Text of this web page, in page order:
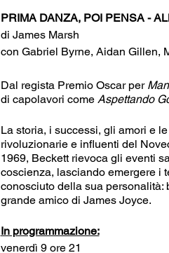
PRIMA DANZA, POI PENSA -
di James Marsh
con Gabriel Byrne, Aidan Gillen,
Dal regista Premio Oscar per
di capolavori come Aspettando
La storia, i successi, gli amori e
rivoluzionarie e influenti del
1969, Beckett rievoca gli eventi
coscienza, lasciando emergere i
conosciuto della sua personalità:
grande amico di James Joyce.
In programmazione:
venerdì 9 ore 21